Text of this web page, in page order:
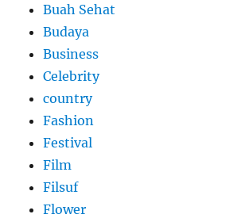
Buah Sehat
Budaya
Business
Celebrity
country
Fashion
Festival
Film
Filsuf
Flower